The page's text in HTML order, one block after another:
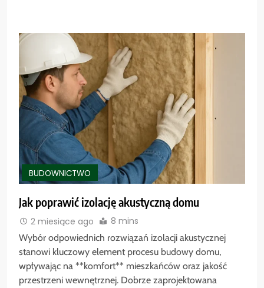
BUDOWNICTWO
Jak poprawić izolację akustyczną domu
2 miesiące ago 8 mins
Wybór odpowiednich rozwiązań izolacji akustycznej
stanowi kluczowy element procesu budowy domu,
wpływając na **komfort** mieszkańców oraz jakość
przestrzeni wewnętrznej. Dobrze zaprojektowana